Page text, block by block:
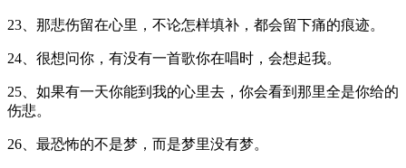
23、那悲伤留在心里，不论怎样填补，都会留下痛的痕迹。
24、很想问你，有没有一首歌你在唱时，会想起我。
25、如果有一天你能到我的心里去，你会看到那里全是你给的
伤悲。
26、最恐怖的不是梦，而是梦里没有梦。